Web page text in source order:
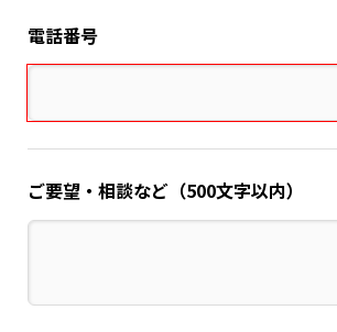
電話番号
ご要望・相談など（500文字以内）